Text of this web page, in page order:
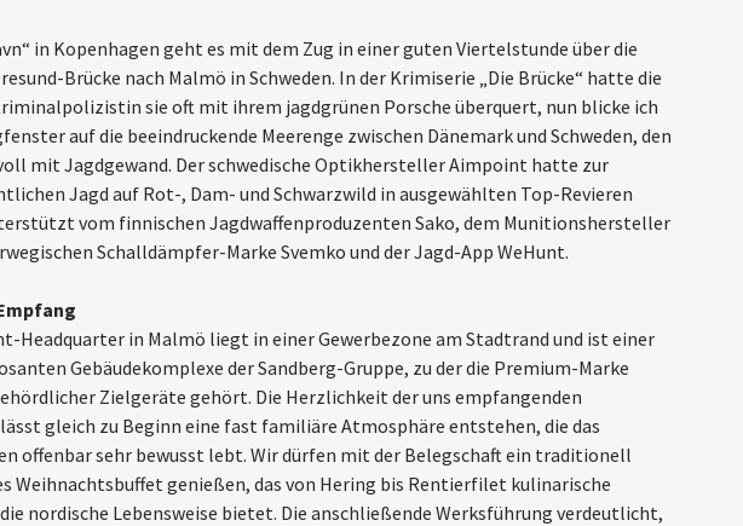
in Kopenhagen geht es mit dem Zug in einer guten Viertelstunde über die
Brücke nach Malmö in Schweden. In der Krimiserie „Die Brücke“ hatte die
sie oft mit ihrem jagdgrünen Porsche überquert, nun blicke ich
auf die beeindruckende Meerenge zwischen Dänemark und Schweden, den
mit Jagdgewand. Der schwedische Optikhersteller Aimpoint hatte zur
Jagd auf Rot-, Dam- und Schwarzwild in ausgewählten Top-Revieren
vom finnischen Jagdwaffenproduzenten Sako, dem Munitionshersteller
Schalldämpfer-Marke Svemko und der Jagd-App WeHunt.
Headquarter in Malmö liegt in einer Gewerbezone am Stadtrand und ist einer
Gebäudekomplexe der Sandberg-Gruppe, zu der die Premium-Marke
Zielgeräte gehört. Die Herzlichkeit der uns empfangenden
gleich zu Beginn eine fast familiäre Atmosphäre entstehen, die das
offenbar sehr bewusst lebt. Wir dürfen mit der Belegschaft ein traditionell
Weihnachtsbuffet genießen, das von Hering bis Rentierfilet kulinarische
nordische Lebensweise bietet. Die anschließende Werksführung verdeutlicht,